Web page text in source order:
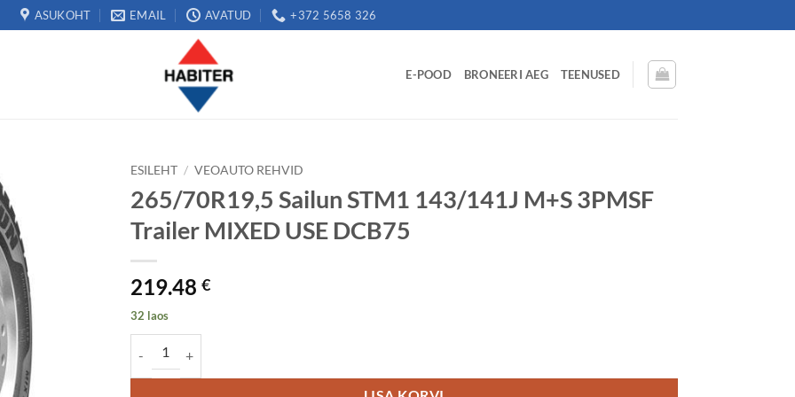
ASUKOHT EMAIL AVATUD +372 5658 326
E-POOD BRONEERI AEG TEENUSED
ESILEHT / VEOAUTO REHVID
265/70R19,5 Sailun STM1 143/141J M+S 3PMSF
Trailer MIXED USE DCB75
219.48 €
32 laos